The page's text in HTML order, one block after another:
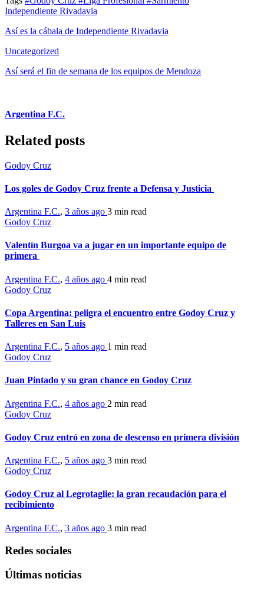
Independiente Rivadavia
Así es la cábala de Independiente Rivadavia
Uncategorized
Así será el fin de semana de los equipos de Mendoza
Argentina F.C.
Related posts
Godoy Cruz
Los goles de Godoy Cruz frente a Defensa y Justicia
Argentina F.C., 3 años ago 3 min read
Godoy Cruz
Valentín Burgoa va a jugar en un importante equipo de
primera
Argentina F.C., 4 años ago 4 min read
Godoy Cruz
Copa Argentina: peligra el encuentro entre Godoy Cruz y
Talleres en San Luis
Argentina F.C., 5 años ago 1 min read
Godoy Cruz
Juan Pintado y su gran chance en Godoy Cruz
Argentina F.C., 4 años ago 2 min read
Godoy Cruz
Godoy Cruz entró en zona de descenso en primera división
Argentina F.C., 5 años ago 3 min read
Godoy Cruz
Godoy Cruz al Legrotaglie: la gran recaudación para el
recibimiento
Argentina F.C., 3 años ago 3 min read
Redes sociales
Últimas noticias